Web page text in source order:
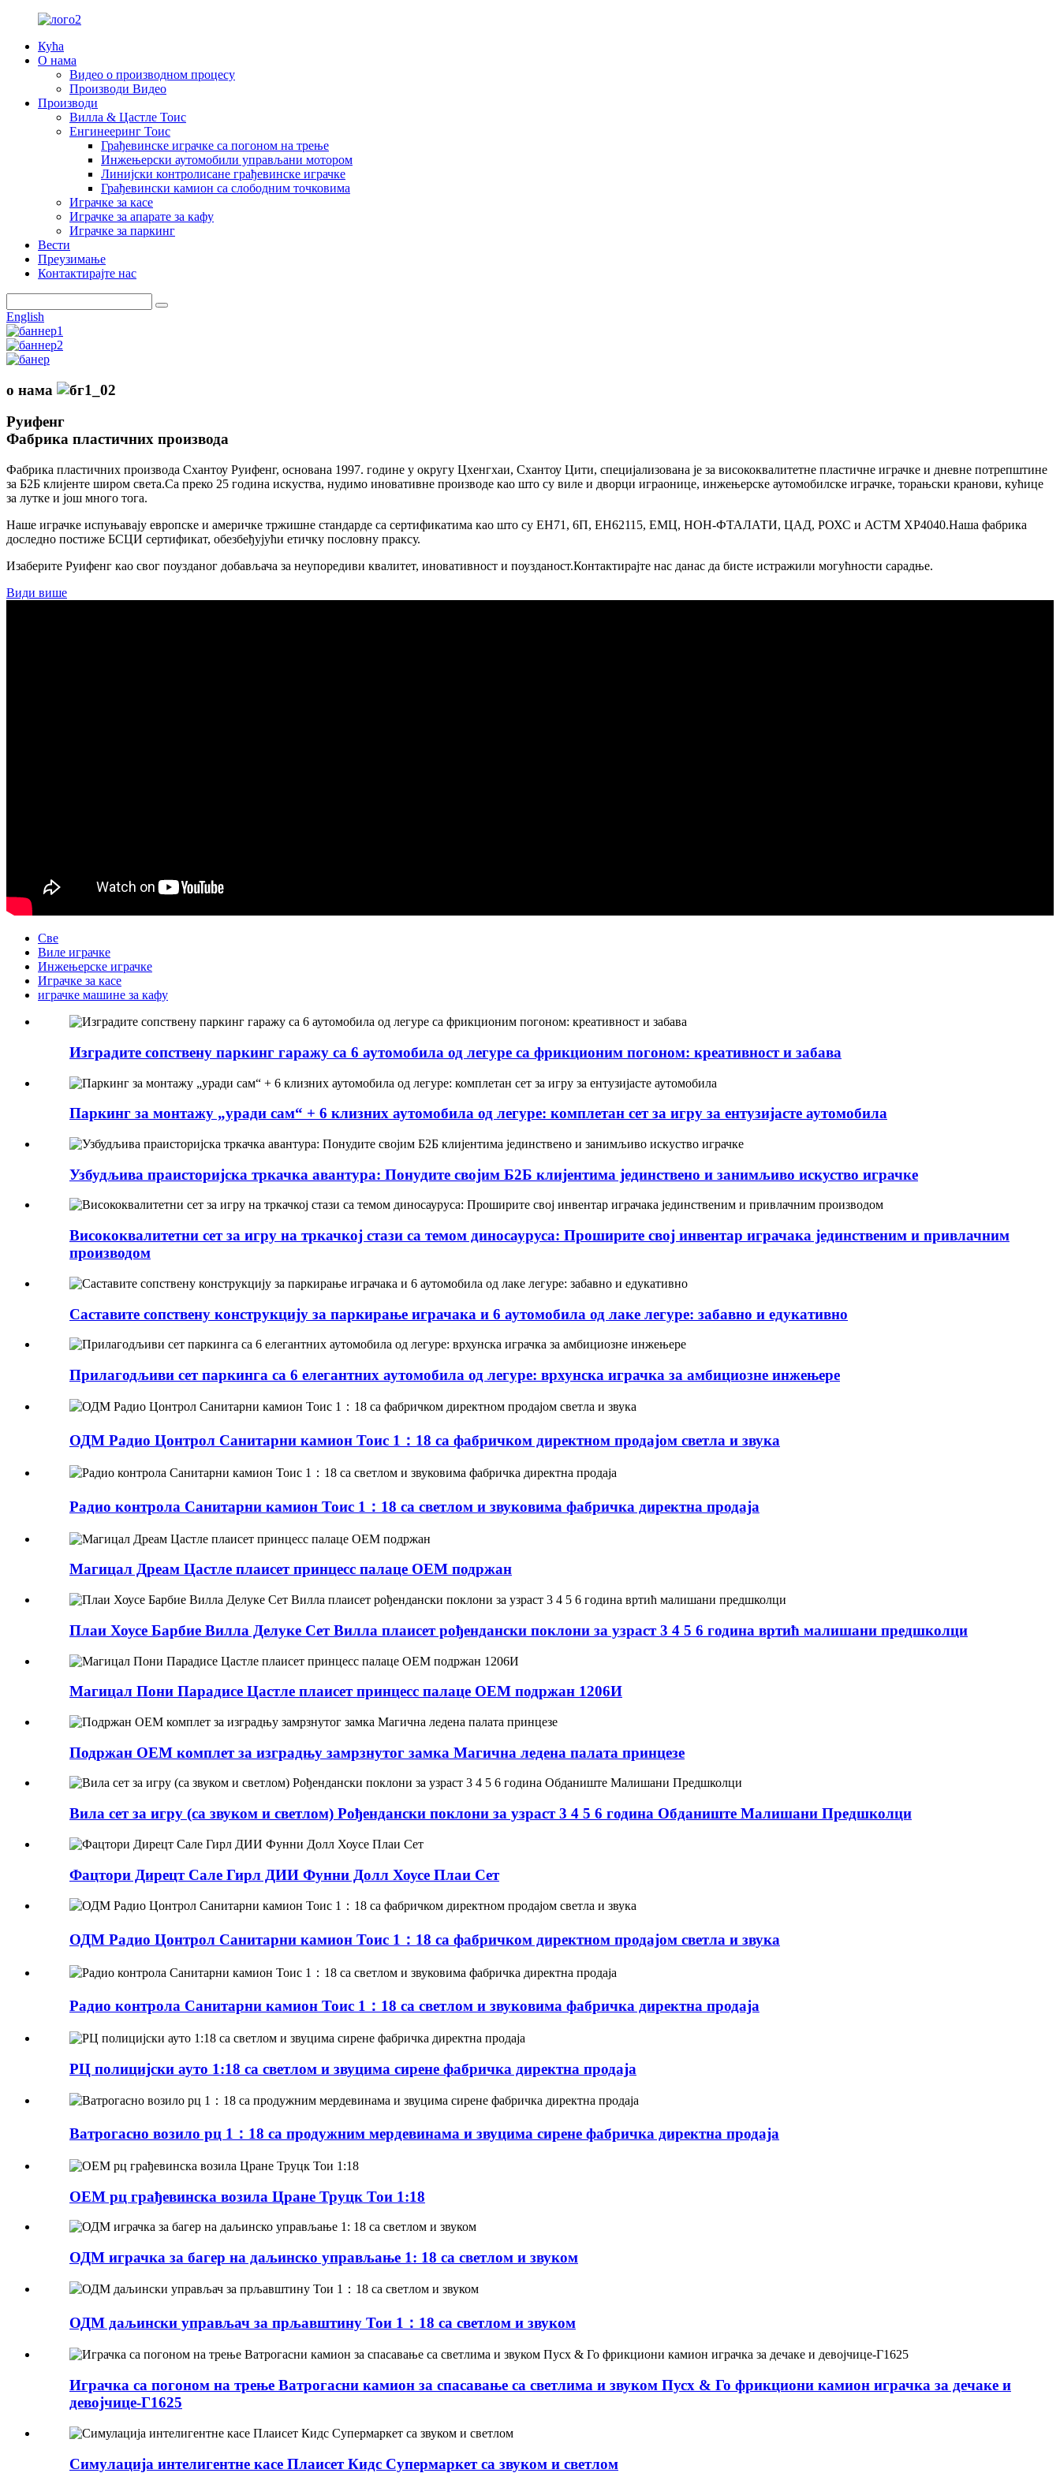
Кућа
О нама
Видео о производном процесу
Производи Видео
Производи
Вилла & Цастле Тоис
Енгинееринг Тоис
Грађевинске играчке са погоном на трење
Инжењерски аутомобили управљани мотором
Линијски контролисане грађевинске играчке
Грађевински камион са слободним точковима
Играчке за касе
Играчке за апарате за кафу
Играчке за паркинг
Вести
Преузимање
Контактирајте нас
English
о нама
Руифенг
Фабрика пластичних производа
Фабрика пластичних производа Схантоу Руифенг, основана 1997. године у округу Цхенгхаи, Схантоу Цити, специјализована је за висококвалитетне пластичне играчке и дневне потрепштине
за Б2Б клијенте широм света.Са преко 25 година искуства, нудимо иновативне производе као што су виле и дворци играонице, инжењерске аутомобилске играчке, торањски кранови, кућице
за лутке и још много тога.
Наше играчке испуњавају европске и америчке тржишне стандарде са сертификатима као што су ЕН71, 6П, ЕН62115, ЕМЦ, НОН-ФТАЛАТИ, ЦАД, РОХС и АСТМ ХР4040.Наша фабрика
доследно постиже БСЦИ сертификат, обезбеђујући етичку пословну праксу.
Изаберите Руифенг као свог поузданог добављача за неупоредиви квалитет, иновативност и поузданост.Контактирајте нас данас да бисте истражили могућности сарадње.
Види више
Све
Виле играчке
Инжењерске играчке
Играчке за касе
играчке машине за кафу
Изградите сопствену паркинг гаражу са 6 аутомобила од легуре са фрикционим погоном: креативност и забава
Паркинг за монтажу „уради сам“ + 6 клизних аутомобила од легуре: комплетан сет за игру за ентузијасте аутомобила
Узбудљива праисторијска тркачка авантура: Понудите својим Б2Б клијентима јединствено и занимљиво искуство играчке
Висококвалитетни сет за игру на тркачкој стази са темом диносауруса: Проширите свој инвентар играчака јединственим и привлачним
производом
Саставите сопствену конструкцију за паркирање играчака и 6 аутомобила од лаке легуре: забавно и едукативно
Прилагодљиви сет паркинга са 6 елегантних аутомобила од легуре: врхунска играчка за амбициозне инжењере
ОДМ Радио Цонтрол Санитарни камион Тоис 1：18 са фабричком директном продајом светла и звука
Радио контрола Санитарни камион Тоис 1：18 са светлом и звуковима фабричка директна продаја
Магицал Дреам Цастле плаисет принцесс палаце ОЕМ подржан
Плаи Хоусе Барбие Вилла Делуке Сет Вилла плаисет рођендански поклони за узраст 3 4 5 6 година вртић малишани предшколци
Магицал Пони Парадисе Цастле плаисет принцесс палаце ОЕМ подржан 1206И
Подржан ОЕМ комплет за изградњу замрзнутог замка Магична ледена палата принцезе
Вила сет за игру (са звуком и светлом) Рођендански поклони за узраст 3 4 5 6 година Обданиште Малишани Предшколци
Фацтори Дирецт Сале Гирл ДИИ Фунни Долл Хоусе Плаи Сет
ОДМ Радио Цонтрол Санитарни камион Тоис 1：18 са фабричком директном продајом светла и звука
Радио контрола Санитарни камион Тоис 1：18 са светлом и звуковима фабричка директна продаја
РЦ полицијски ауто 1:18 са светлом и звуцима сирене фабричка директна продаја
Ватрогасно возило рц 1：18 са продужним мердевинама и звуцима сирене фабричка директна продаја
ОЕМ рц грађевинска возила Цране Труцк Тои 1:18
ОДМ играчка за багер на даљинско управљање 1: 18 са светлом и звуком
ОДМ даљински управљач за прљавштину Тои 1：18 са светлом и звуком
Играчка са погоном на трење Ватрогасни камион за спасавање са светлима и звуком Пусх & Го фрикциони камион играчка за дечаке и
девојчице-Г1625
Симулација интелигентне касе Плаисет Кидс Супермаркет са звуком и светлом